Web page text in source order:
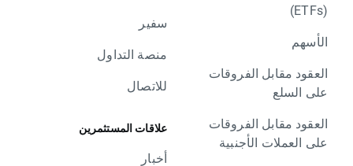
(ETFs)
الأسهم
العقود مقابل الفروقات
على السلع
العقود مقابل الفروقات
على العملات الأجنبية
سفير
منصة التداول
للاتصال
علاقات المستثمرين
أخبار